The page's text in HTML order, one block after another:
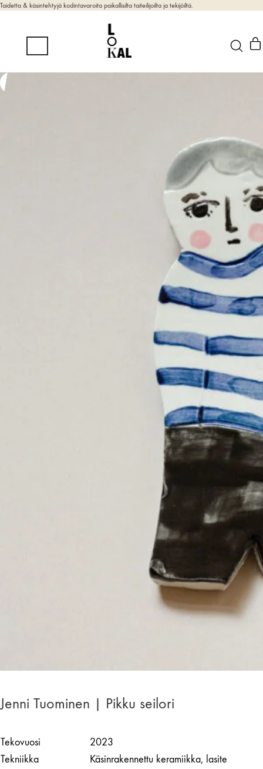
Taidetta & käsintehtyjä kodintavaroita paikallisilta taiteilijoilta ja tekijöiltä.
Jenni Tuominen | Pikku seilori
Tekovuosi
2023
Tekniikka
Käsinrakennettu keramiikka, lasite